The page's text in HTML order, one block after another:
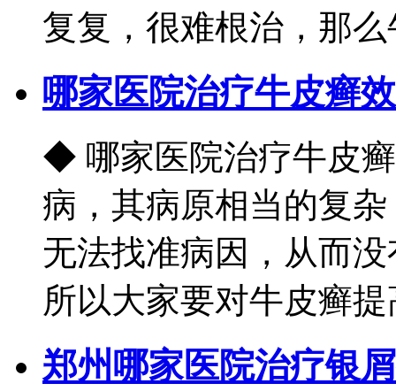
复复，很难根治，那么
哪家医院治疗牛皮癣
◆ 哪家医院治疗牛皮
病，其病原相当的复
无法找准病因，从而
所以大家要对牛皮癣提
郑州哪家医院治疗银